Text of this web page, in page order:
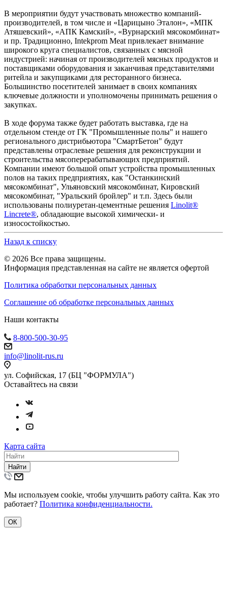
В мероприятии будут участвовать множество компаний-
производителей, в том числе и «Царицыно Эталон», «МПК
Атяшевский», «АПК Камский», «Вурнарский мясокомбинат»
и пр. Традиционно, Intekprom Meat привлекает внимание
широкого круга специалистов, связанных с мясной
индустрией: начиная от производителей мясных продуктов и
поставщиками оборудования и заканчивая представителями
ритейла и закупщиками для ресторанного бизнеса.
Большинство посетителей занимает в своих компаниях
ключевые должности и уполномочены принимать решения о
закупках.
В ходе форума также будет работать выставка, где на
отдельном стенде от ГК "Промышленные полы" и нашего
регионального дистрибьютора "СмартБетон" будут
представлены отраслевые решения для реконструкции и
строительства мясоперерабатывающих предприятий.
Компании имеют большой опыт устройства промышленных
полов на таких предприятиях, как "Останкинский
мясокомбинат", Ульяновский мясокомбинат, Кировский
мясокомбинат, "Уральский бройлер" и т.п. Здесь были
использованы полиуретан-цементные решения Linolit®
Lincrete®, обладающие высокой химически- и
износостойкостью.
Назад к списку
© 2026 Все права защищены.
Информация представленная на сайте не является офертой
Политика обработки персональных данных
Соглашение об обработке персональных данных
Наши контакты
8-800-500-30-95
info@linolit-rus.ru
ул. Софийская, 17 (БЦ "ФОРМУЛА")
Оставайтесь на связи
Карта сайта
Найти
Мы используем cookie, чтобы улучшить работу сайта. Как это
работает? Политика конфиденциальности.
ОК